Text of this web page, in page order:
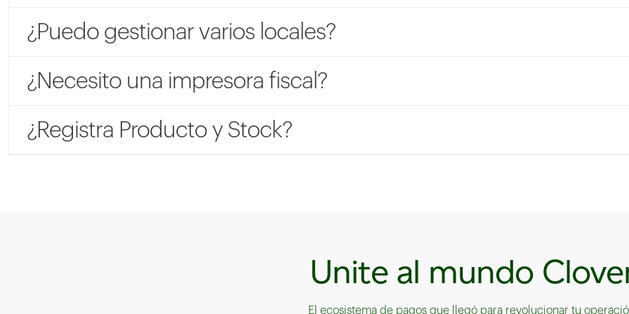
¿Puedo gestionar varios locales?
¿Necesito una impresora fiscal?
¿Registra Producto y Stock?
Unite al mundo
El ecosistema de pagos que llegó para revolucionar tu